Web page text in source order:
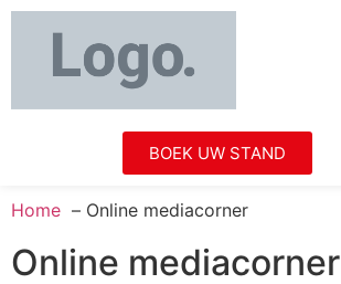
BOEK UW STAND
Home Online mediacorner
Online mediacorner